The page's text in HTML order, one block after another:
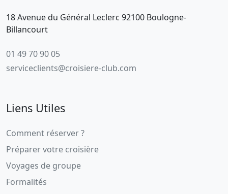
18 Avenue du Général Leclerc 92100 Boulogne-
Billancourt
01 49 70 90 05
serviceclients@croisiere-club.com
Liens Utiles
Comment réserver ?
Préparer votre croisière
Voyages de groupe
Formalités